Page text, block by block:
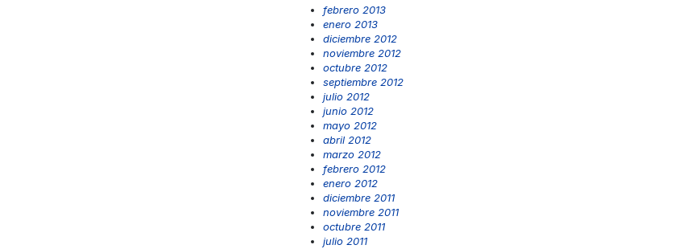
febrero 2013
enero 2013
diciembre 2012
noviembre 2012
octubre 2012
septiembre 2012
julio 2012
junio 2012
mayo 2012
abril 2012
marzo 2012
febrero 2012
enero 2012
diciembre 2011
noviembre 2011
octubre 2011
julio 2011